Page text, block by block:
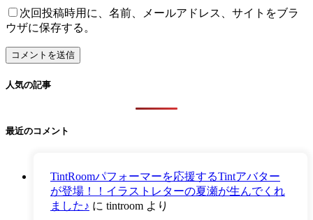
次回投稿時用に、名前、メールアドレス、サイトをブラ
ウザに保存する。
人気の記事
最近のコメント
TintRoomパフォーマーを応援するTintアバター
が登場！！イラストレターの夏瀬が生んでくれ
ました♪ に tintroom より